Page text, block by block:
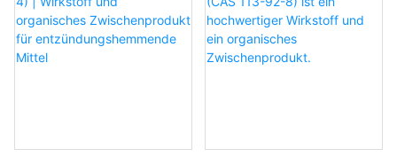
CAS-Nummer 14976-57-9.
Es findet breite Anwendung
in der Herstellung von
zuverlässige Qualität aus und
ist indiziert bei bakteriellen
Hautinfektionen wie
Impetigo, Furunkulose usw.